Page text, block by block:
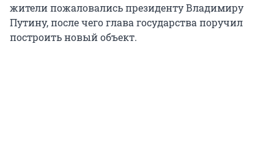
жители пожаловались президенту Владимиру
Путину, после чего глава государства поручил
построить новый объект.